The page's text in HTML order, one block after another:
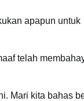
apapun untuk
telah
Mari kita bahas